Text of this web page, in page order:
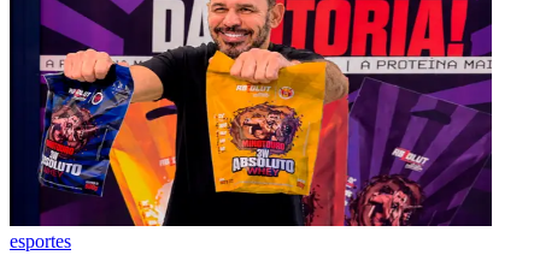
esportes